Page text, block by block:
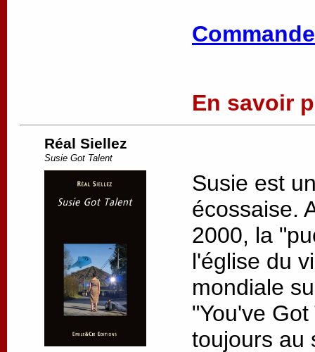
En savoir
Réal Siellez
Susie Got Talent
Susie est
écossaise.
2000, la
l'église du
mondiale
"You've
toujours au